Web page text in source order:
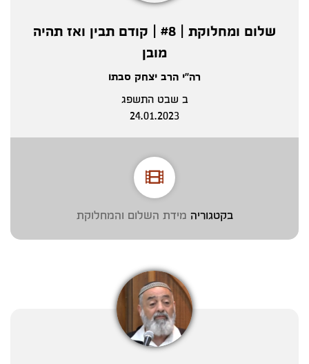
שלום ומחלוקת | #8 | קודם תבין ואז תהיה
מובן
רה"י הרב יצחק סבתו
ב שבט התשפג
24.01.2023
בקטגוריה מידת השלום והמחלוקת